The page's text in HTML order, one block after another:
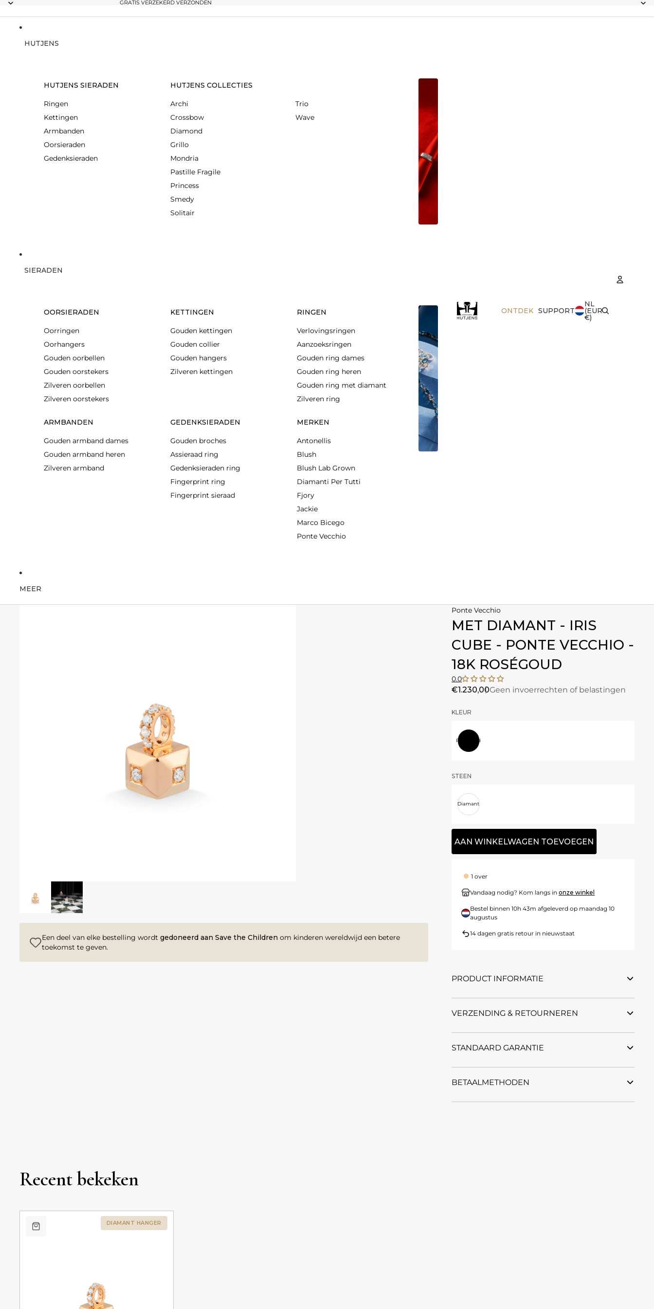
GRATIS VERZEKERD VERZONDEN
HUTJENS
HUTJENS SIERADEN
Ringen
Kettingen
Armbanden
Oorsieraden
Gedenksieraden
HUTJENS COLLECTIES
Archi
Crossbow
Diamond
Grillo
Mondria
Pastille Fragile
Princess
Smedy
Solitair
Trio
Wave
SIERADEN
OORSIERADEN
Oorringen
Oorhangers
Gouden oorbellen
Gouden oorstekers
Zilveren oorbellen
Zilveren oorstekers
KETTINGEN
Gouden kettingen
Gouden collier
Gouden hangers
Zilveren kettingen
RINGEN
Verlovingsringen
Aanzoeksringen
Gouden ring dames
Gouden ring heren
Gouden ring met diamant
Zilveren ring
ARMBANDEN
Gouden armband dames
Gouden armband heren
Zilveren armband
GEDENKSIERADEN
Gouden broches
Assieraad ring
Gedenksieraden ring
Fingerprint ring
Fingerprint sieraad
MERKEN
Antonellis
Blush
Blush Lab Grown
Diamanti Per Tutti
Fjory
Jackie
Marco Bicego
Ponte Vecchio
MEER
ONTDEK SUPPORT
NL
(EUR
€)
Een deel van elke bestelling wordtgedoneerd aan Save the Children om kinderen wereldwijd een betere
toekomst te geven.
Ponte Vecchio
MET DIAMANT - IRIS
CUBE - PONTE VECCHIO -
18K ROSÉGOUD
0.0
€1.230,00Geen invoerrechten of belastingen
KLEUR
Roségoud
STEEN
Diamant
AAN WINKELWAGEN TOEVOEGEN
1 over
Vandaag nodig? Kom langs in onze winkel
Bestel binnen 10h 43m afgeleverd op maandag 10
augustus
14 dagen gratis retour in nieuwstaat
PRODUCT INFORMATIE
VERZENDING & RETOURNEREN
STANDAARD GARANTIE
BETAALMETHODEN
Recent bekeken
DIAMANT HANGER